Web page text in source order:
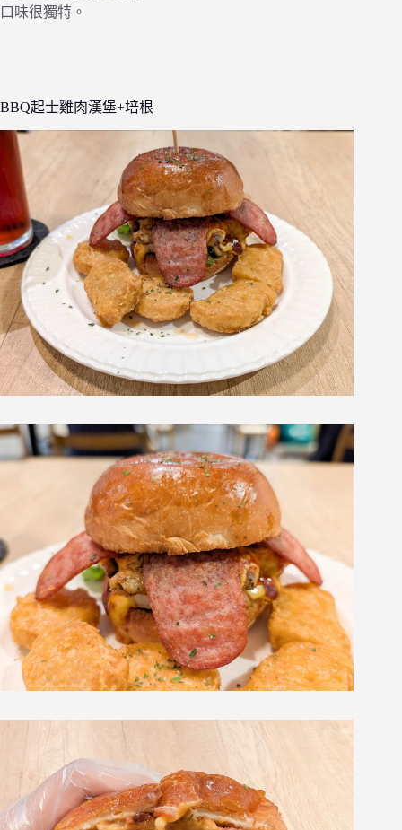
口味很獨特。
BBQ起士雞肉漢堡+培根